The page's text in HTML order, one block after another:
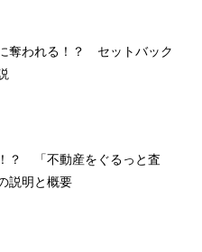
奪われる！？ セットバック
？ 「不動産をぐるっと査
説明と概要